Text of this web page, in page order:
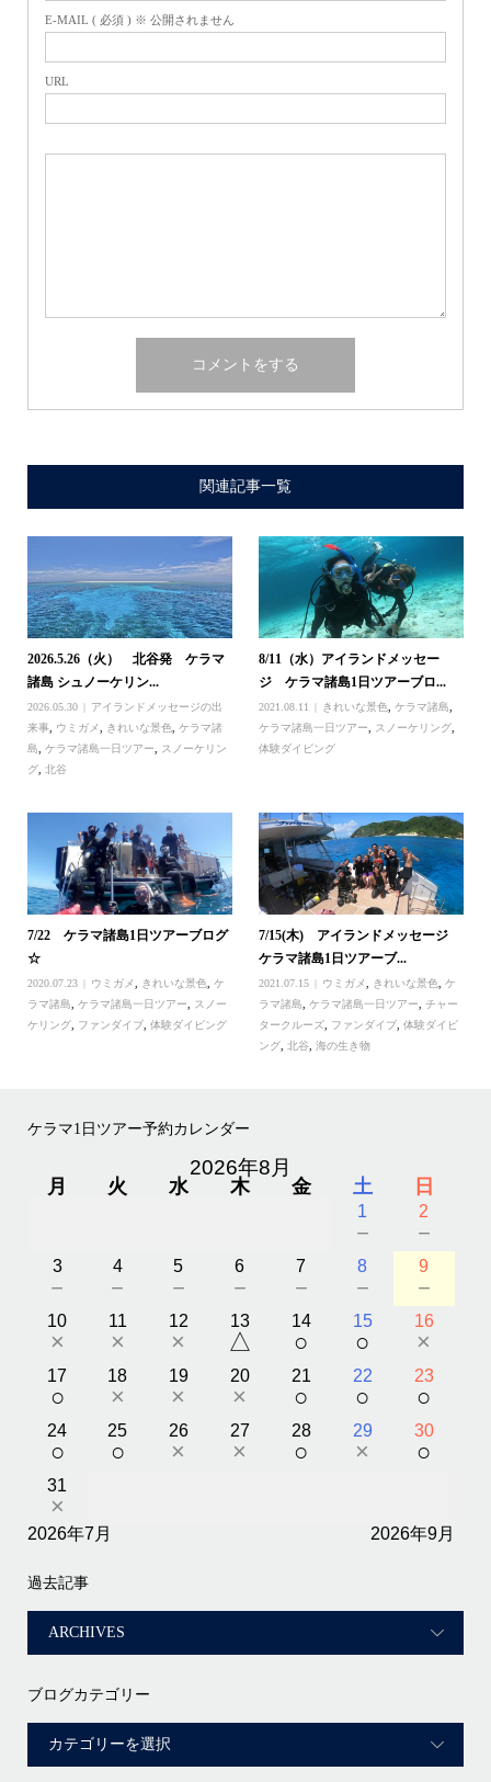
E-MAIL ( 必須 ) ※ 公開されません
URL
関連記事一覧
2026.5.26（火） 北谷発 ケラマ
諸島 シュノーケリン...
2026.05.30
アイランドメッセージの出
来事, ウミガメ きれいな景色
ケラマ諸
島
ケラマ諸島一日ツアー
スノーケリン
グ, 北谷
8/11（水）アイランドメッセー
ジ ケラマ諸島1日ツアーブロ...
2021.08.11 きれいな景色 ,ケラマ諸島
ケラマ諸島一日ツアー
スノーケリング
体験ダイビング
7/22 ケラマ諸島1日ツアーブログ
☆
2020.07.23 ウミガメ きれいな景色
ケ
ラマ諸島
ケラマ諸島一日ツアー
スノー
ケリング, ファンダイブ, 体験ダイビング
7/15(木) アイランドメッセージ
ケラマ諸島1日ツアーブ...
2021.07.15 ウミガメ きれいな景色 ,ケ
ラマ諸島
,ケラマ諸島一日ツアー ,チャー
タークルーズ
ファンダイブ ,体験ダイビ
ング ,北谷 ,海の生き物
ケラマ1日ツアー予約カレンダー
2026年8月
月 火 水 木 金 土 日
1
－
2
－
3
－
4
－
5
－
6
－
7
－
8
－
9
－
10
×
11
×
12
×
13
△
14
○
15
○
16
×
17
○
18
×
19
×
20
×
21
○
22
○
23
○
24
○
25
○
26
×
27
×
28
○
29
×
30
○
31
×
2026年7月 2026年9月
過去記事
ブログカテゴリー